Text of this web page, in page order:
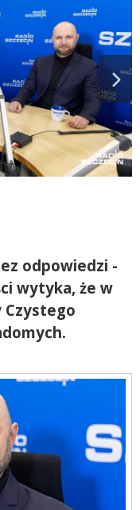
odpowiedzi -
wytyka, że w
Czystego